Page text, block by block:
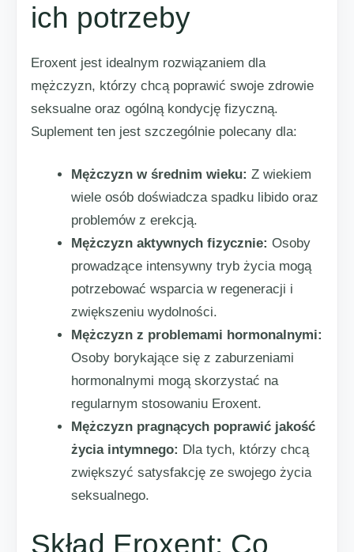
ich potrzeby
Eroxent jest idealnym rozwiązaniem dla
mężczyzn, którzy chcą poprawić swoje zdrowie
seksualne oraz ogólną kondycję fizyczną.
Suplement ten jest szczególnie polecany dla:
Mężczyzn w średnim wieku: Z wiekiem
wiele osób doświadcza spadku libido oraz
problemów z erekcją.
Mężczyzn aktywnych fizycznie: Osoby
prowadzące intensywny tryb życia mogą
potrzebować wsparcia w regeneracji i
zwiększeniu wydolności.
Mężczyzn z problemami hormonalnymi:
Osoby borykające się z zaburzeniami
hormonalnymi mogą skorzystać na
regularnym stosowaniu Eroxent.
Mężczyzn pragnących poprawić jakość
życia intymnego: Dla tych, którzy chcą
zwiększyć satysfakcję ze swojego życia
seksualnego.
Skład Eroxent: Co